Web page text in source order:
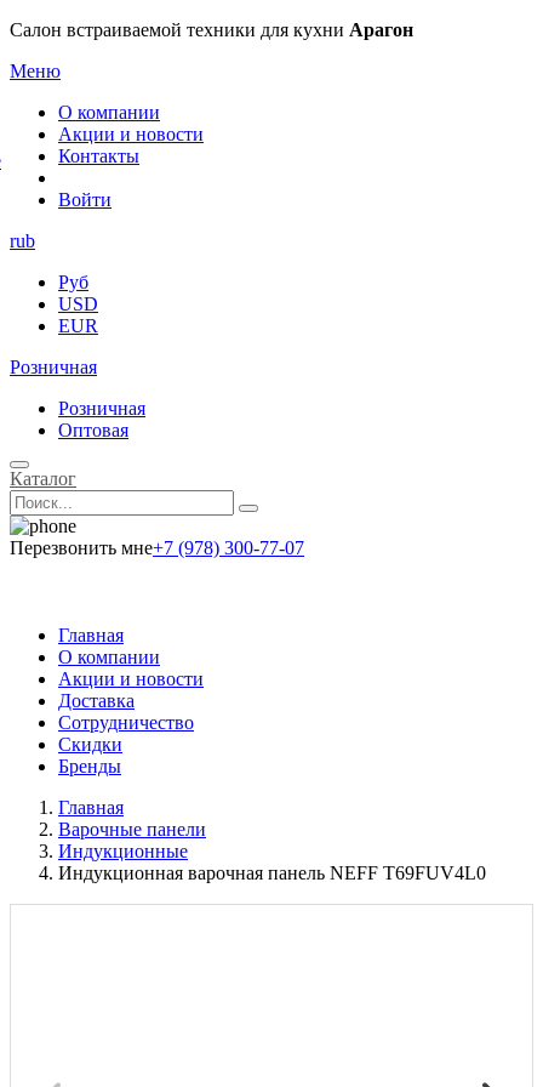
Салон встраиваемой техники для кухни Арагон
Меню
О компании
Акции и новости
Контакты
Войти
rub
Руб
USD
EUR
Розничная
Розничная
Оптовая
Каталог
Перезвонить мне+7 (978) 300-77-07
Главная
О компании
Акции и новости
Доставка
Сотрудничество
Скидки
Бренды
Главная
Варочные панели
Индукционные
Индукционная варочная панель NEFF T69FUV4L0